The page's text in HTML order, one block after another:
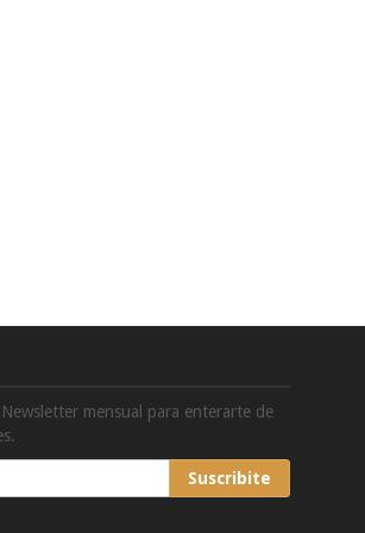
mensual para enterarte de
Suscribite